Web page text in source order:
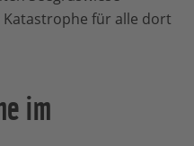
für alle dort
im